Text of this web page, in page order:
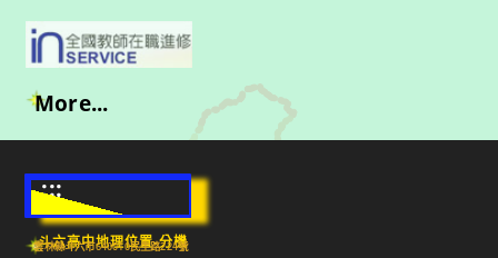
More...
:::
斗六高中地理位置-分機
雲林縣斗六市640010民生路224號